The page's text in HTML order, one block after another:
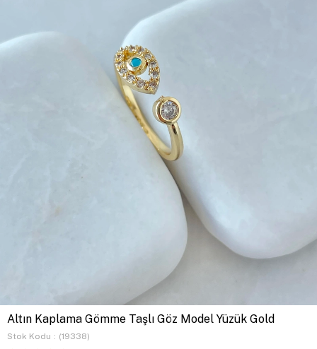
Altın Kaplama Gömme Taşlı Göz Model Yüzük Gold
Stok Kodu (19338)